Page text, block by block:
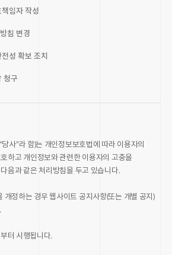
임자 작성
침 변경
성 확보 조치
청구
사”라 함)는 개인정보보호법에 따라 이용자의
하고 개인정보와 관련한 이용자의 고충을
음과 같은 처리방침을 두고 있습니다.
개정하는 경우 웹사이트 공지사항(또는 개별 공지)
터 시행됩니다.